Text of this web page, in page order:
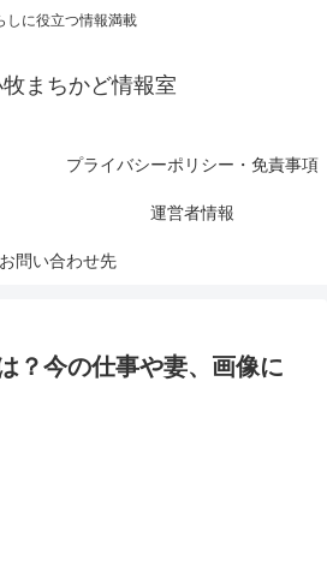
しに役立つ情報満載
まちかど情報室
プライバシーポリシー・免責事項
運営者情報
お問い合わせ先
？今の仕事や妻、画像に